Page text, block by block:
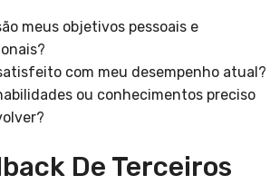
meus objetivos pessoais e
com meu desempenho atual?
ou conhecimentos preciso
De Terceiros